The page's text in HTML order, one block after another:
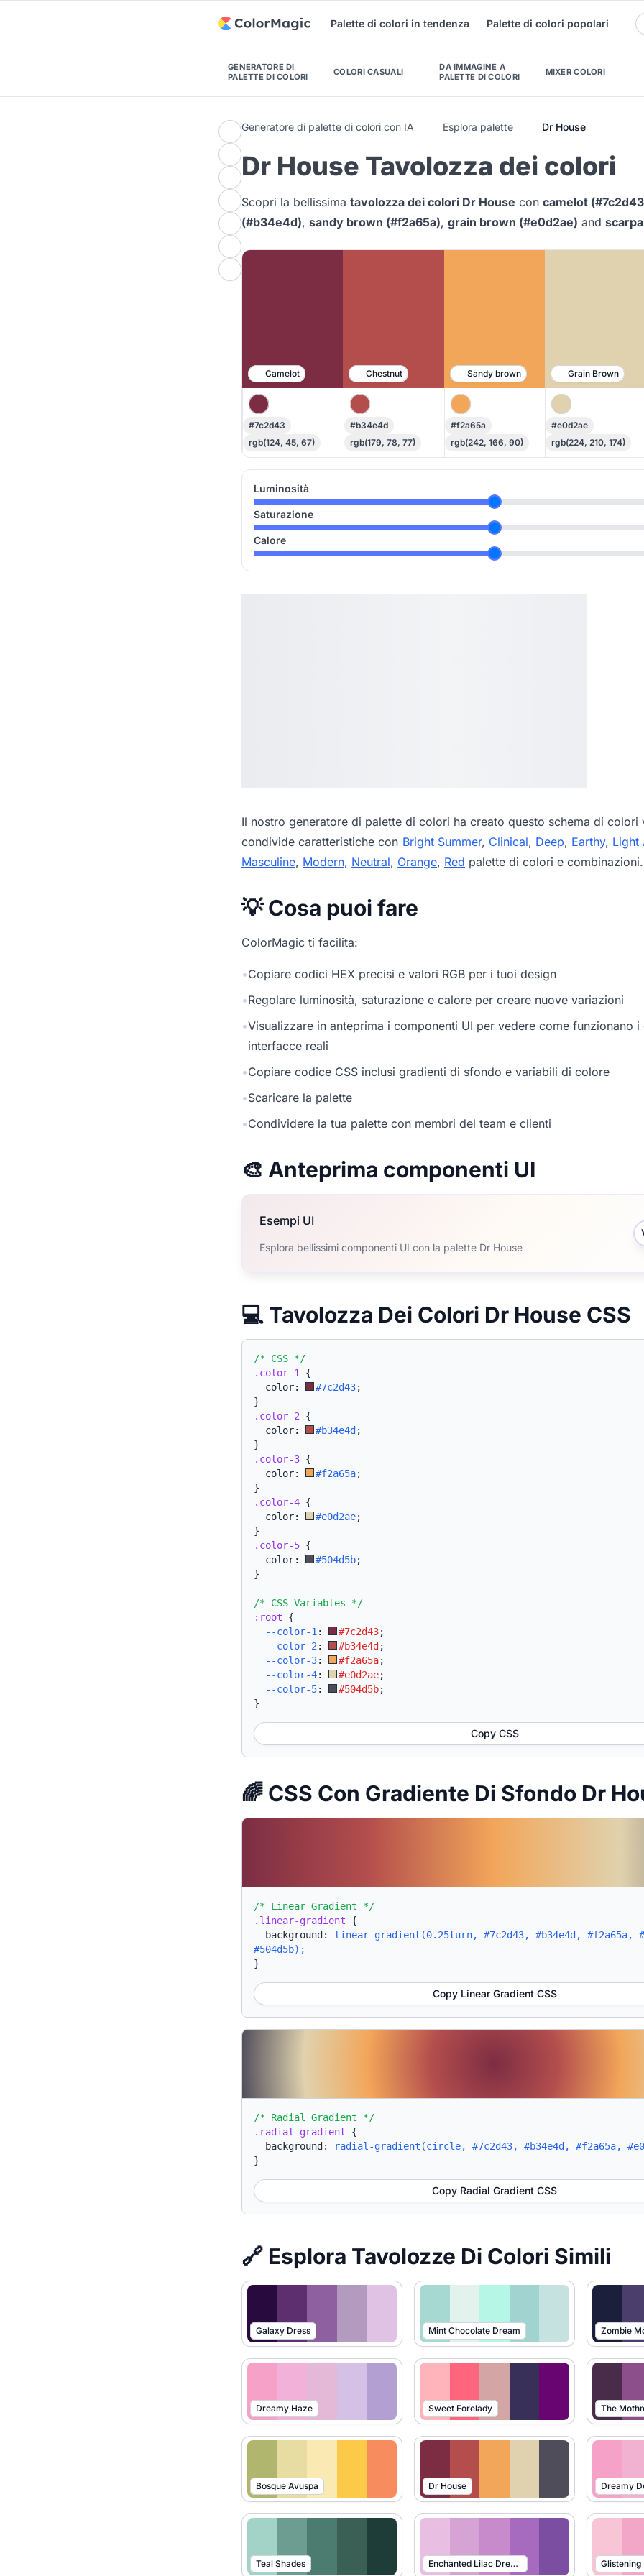
Palette di colori in tendenza Palette di colori popolari
GENERATORE DI
PALETTE DI COLORI
COLORI CASUALI
DA IMMAGINE A
PALETTE DI COLORI
MIXER COLORI
Generatore di palette di colori con IA Esplora palette Dr House
Dr House Tavolozza dei colori
Scopri la bellissima tavolozza dei colori Dr House con camelot
(#b34e4d), sandy brown (#f2a65a), grain brown (#e0d2ae) and
Camelot Chestnut Sandy brown Grain Brown
#7c2d43
rgb(124, 45, 67)
#b34e4d
rgb(179, 78, 77)
#f2a65a
rgb(242, 166, 90)
#e0d2ae
rgb(224, 210, 174)
Luminosità
Saturazione
Calore
Il nostro generatore di palette di colori ha creato questo schema di colori
condivide caratteristiche con Bright Summer, Clinical, Deep, Earthy, Light
Masculine, Modern, Neutral, Orange, Red palette di colori e combinazioni.
💡 Cosa puoi fare
ColorMagic ti facilita:
•Copiare codici HEX precisi e valori RGB per i tuoi design
•Regolare luminosità, saturazione e calore per creare nuove variazioni
•Visualizzare in anteprima i componenti UI per vedere come funzionano
interfacce reali
•Copiare codice CSS inclusi gradienti di sfondo e variabili di colore
•Scaricare la palette
•Condividere la tua palette con membri del team e clienti
🎨 Anteprima componenti UI
Esempi UI
Esplora bellissimi componenti UI con la palette Dr House
💻 Tavolozza Dei Colori Dr House CSS
/* CSS */
.color-1
{
  color:
#7c2d43;
}
.color-2 {
  color:
#b34e4d ;
}
.color-3 {
  color:
#f2a65a;
}
.color-4 {
  color:
#e0d2ae;
}
.color-5 {
  color:
#504d5b;
}
/* CSS Variables */
:root {
--color-1 : #7c2d43;
--color-2 : #b34e4d ;
--color-3: #f2a65a;
--color-4: #e0d2ae;
--color-5: #504d5b;
}
Copy CSS
🌈 CSS Con Gradiente Di Sfondo Dr
/* Linear Gradient */
.linear-gradient {
background: linear-gradient(0.25turn, #7c2d43, #b34e4d, #f2a65a,
#504d5b);
}
Copy Linear Gradient CSS
/* Radial Gradient */
.radial-gradient {
background:
radial-gradient(circle, #7c2d43, #b34e4d, #f2a65a,
}
Copy Radial Gradient CSS
🔗 Esplora Tavolozze Di Colori Simili
Galaxy Dress Mint Chocolate Dream Zombie
Dreamy Haze Sweet Forelady The
Bosque Avuspa Dr House Dreamy
Teal Shades Enchanted Lilac Dreams Glistening